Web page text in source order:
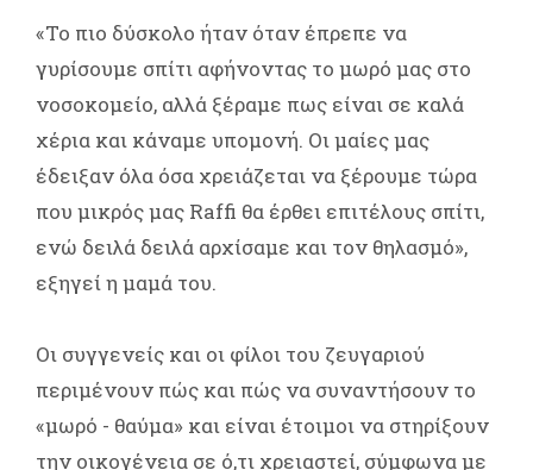
«Το πιο δύσκολο ήταν όταν έπρεπε να
γυρίσουμε σπίτι αφήνοντας το μωρό μας στο
νοσοκομείο, αλλά ξέραμε πως είναι σε καλά
χέρια και κάναμε υπομονή. Οι μαίες μας
έδειξαν όλα όσα χρειάζεται να ξέρουμε τώρα
που μικρός μας Raffi θα έρθει επιτέλους σπίτι,
ενώ δειλά δειλά αρχίσαμε και τον θηλασμό»,
εξηγεί η μαμά του.
Οι συγγενείς και οι φίλοι του ζευγαριού
περιμένουν πώς και πώς να συναντήσουν το
«μωρό - θαύμα» και είναι έτοιμοι να στηρίξουν
την οικογένεια σε ό,τι χρειαστεί, σύμφωνα με